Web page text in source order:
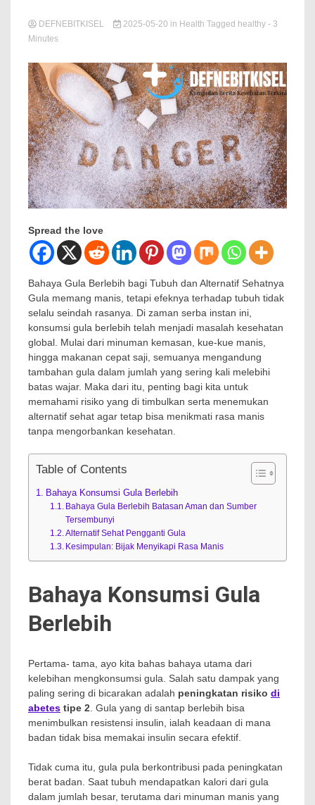
DEFNEBITKISEL 2025-05-20 in Health Tagged healthy - 3
Minutes
Spread the love
Bahaya Gula Berlebih bagi Tubuh dan Alternatif Sehatnya
Gula memang manis, tetapi efeknya terhadap tubuh tidak
selalu seindah rasanya. Di zaman serba instan ini,
konsumsi gula berlebih telah menjadi masalah kesehatan
global. Mulai dari minuman kemasan, kue-kue manis,
hingga makanan cepat saji, semuanya mengandung
tambahan gula dalam jumlah yang sering kali melebihi
batas wajar. Maka dari itu, penting bagi kita untuk
memahami risiko yang di timbulkan serta menemukan
alternatif sehat agar tetap bisa menikmati rasa manis
tanpa mengorbankan kesehatan.
Table of Contents
Bahaya Konsumsi Gula Berlebih
Bahaya Gula Berlebih Batasan Aman dan Sumber
Tersembunyi
Alternatif Sehat Pengganti Gula
Kesimpulan: Bijak Menyikapi Rasa Manis
Bahaya Konsumsi Gula
Berlebih
Pertama- tama, ayo kita bahas bahaya utama dari
kelebihan mengkonsumsi gula. Salah satu dampak yang
paling sering di bicarakan adalah peningkatan risiko di
abetes tipe 2. Gula yang di santap berlebih bisa
menimbulkan resistensi insulin, ialah keadaan di mana
badan tidak bisa memakai insulin secara efektif.
Tidak cuma itu, gula pula berkontribusi pada peningkatan
berat badan. Saat tubuh mendapatkan kalori dari gula
dalam jumlah besar, terutama dari minuman manis yang